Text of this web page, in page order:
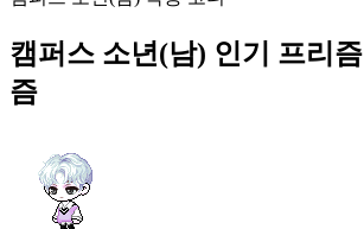
셜록
166
숲속의 마법사 한벌옷(여)
캠퍼스 소년(남)
캠퍼스 소년(남) 인기 프리즘
즘